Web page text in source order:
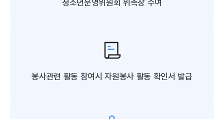
청소년운영위원회 위촉장 수여
봉사관련 활동 참여시 자원봉사 활동 확인서 발급